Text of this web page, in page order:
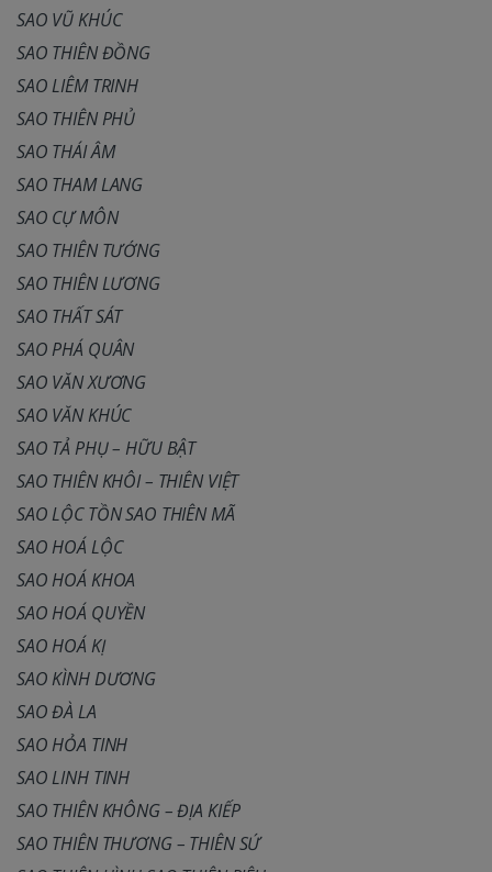
SAO VŨ KHÚC
SAO THIÊN ĐỒNG
SAO LIÊM TRINH
SAO THIÊN PHỦ
SAO THÁI ÂM
SAO THAM LANG
SAO CỰ MÔN
SAO THIÊN TƯỚNG
SAO THIÊN LƯƠNG
SAO THẤT SÁT
SAO PHÁ QUÂN
SAO VĂN XƯƠNG
SAO VĂN KHÚC
SAO TẢ PHỤ – HỮU BẬT
SAO THIÊN KHÔI – THIÊN VIỆT
SAO LỘC TỒN SAO THIÊN MÃ
SAO HOÁ LỘC
SAO HOÁ KHOA
SAO HOÁ QUYỀN
SAO HOÁ KỊ
SAO KÌNH DƯƠNG
SAO ĐÀ LA
SAO HỎA TINH
SAO LINH TINH
SAO THIÊN KHÔNG – ĐỊA KIẾP
SAO THIÊN THƯƠNG – THIÊN SỨ